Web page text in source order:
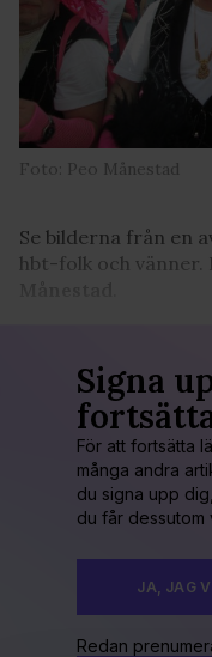
Foto: Peo Månestad
Se bilderna från en
hbt-folk och vänner.
Signa
För att fortsätta
många andra
du signa upp
du får dessutom
JA, JAG
Redan